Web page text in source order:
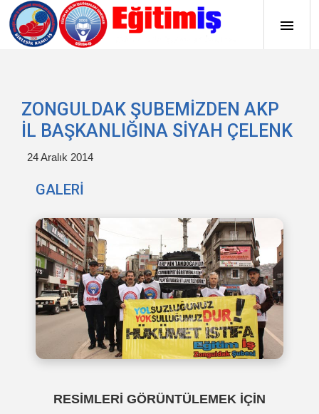
ZONGULDAK ŞUBEMİZDEN AKP
İL BAŞKANLIĞINA SİYAH ÇELENK
24 Aralık 2014
GALERİ
RESİMLERİ GÖRÜNTÜLEMEK İÇİN